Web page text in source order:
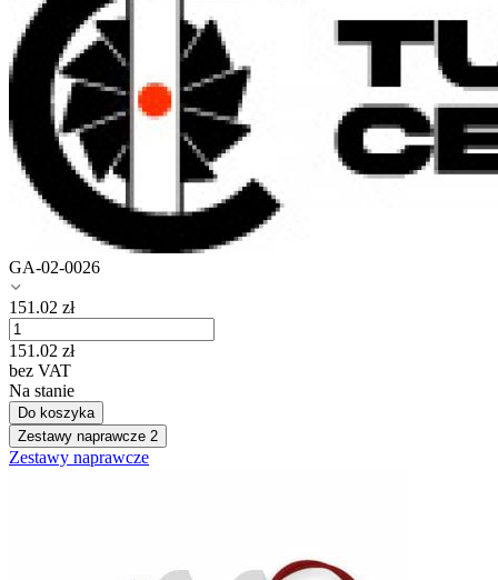
GA-02-0026
151.02 zł
151.02 zł
bez VAT
Na stanie
Do koszyka
Zestawy naprawcze 2
Zestawy naprawcze